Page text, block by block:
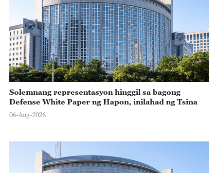
Solemnang representasyon hinggil sa bagong
Defense White Paper ng Hapon, inilahad ng Tsina
06-Aug-2026